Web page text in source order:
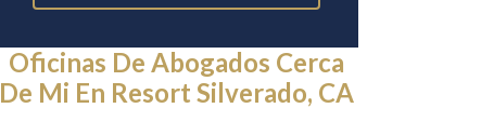
Oficinas De Abogados Cerca
De Mi En Resort Silverado, CA